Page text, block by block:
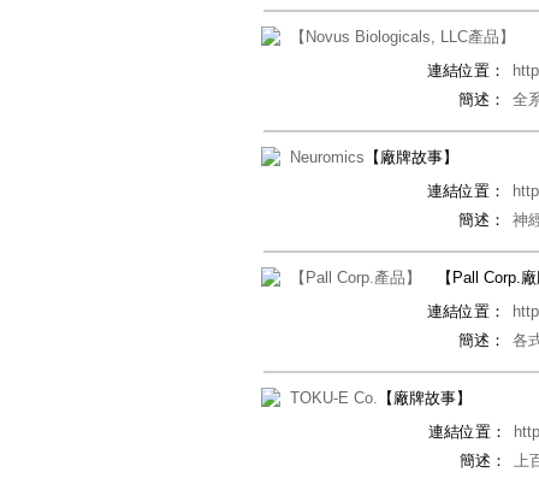
【Novus Biologicals, LLC產品】
連結位置：
簡述：
全
Neuromics 【廠牌故事】
連結位置：
簡述：
神
【Pall Corp.產品】
【Pall Corp.
連結位置：
簡述：
各
TOKU-E Co. 【廠牌故事】
連結位置：
簡述：
上